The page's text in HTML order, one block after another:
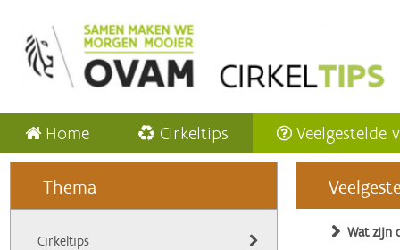
Home Cirkeltips Veelgestelde
Thema
Cirkeltips
Wat zijn